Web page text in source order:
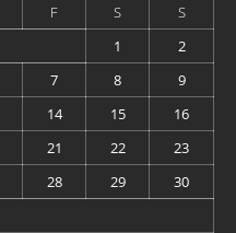
F S
S
1
2
7 8
9
14 15
16
21 22
23
28 29
30